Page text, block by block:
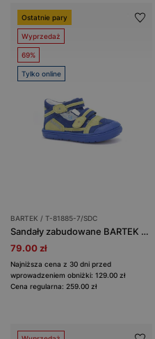
Ostatnie pary
Wyprzedaż
69%
Tylko online
BARTEK / T-81885-7/SDC
Sandały zabudowane BARTEK T-81885-7/SDC, niebieski
79.00 zł
Najniższa cena z 30 dni przed
wprowadzeniem obniżki: 129.00 zł
Cena regularna: 259.00 zł